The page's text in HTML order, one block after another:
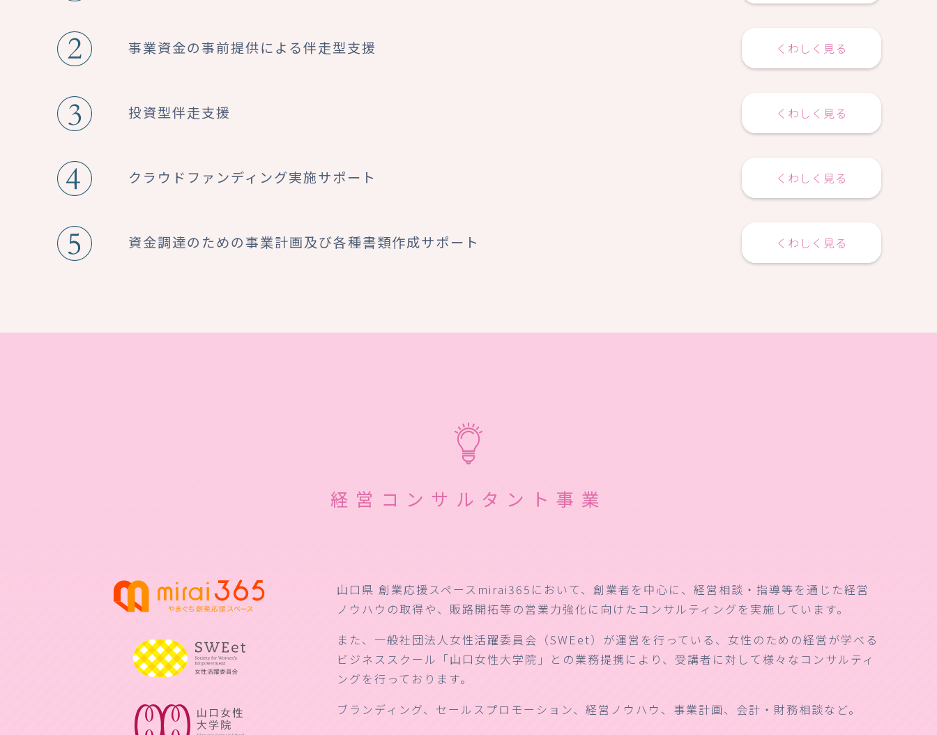
事業資金の事前提供による伴走型支援 くわしく見る
投資型伴走支援 くわしく見る
クラウドファンディング実施サポート くわしく見る
資金調達のための事業計画及び各種書類作成サポート くわしく見る
経営コンサルタント事業
山口県 創業応援スペースmirai365において、創業者を中心に、経営相談・指導等を通じた経営
ノウハウの取得や、販路開拓等の営業力強化に向けたコンサルティングを実施しています。
また、一般社団法人女性活躍委員会（SWEet）が運営を行っている、女性のための経営が学べる
ビジネススクール「山口女性大学院」との業務提携により、受講者に対して様々なコンサルティ
ングを行っております。
ブランディング、セールスプロモーション、経営ノウハウ、事業計画、会計・財務相談など。